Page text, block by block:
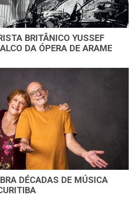
BRITÂNICO YUSSEF
DA ÓPERA DE ARAME
DÉCADAS DE MÚSICA